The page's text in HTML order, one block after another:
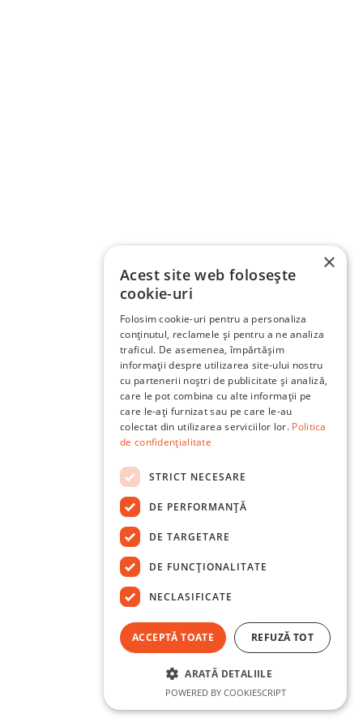
×
Acest site web folosește
cookie-uri
Folosim cookie-uri pentru a personaliza
conținutul, reclamele și pentru a ne analiza
traficul. De asemenea, împărtășim
informații despre utilizarea site-ului nostru
cu partenerii noștri de publicitate și analiză,
care le pot combina cu alte informații pe
care le-ați furnizat sau pe care le-au
colectat din utilizarea serviciilor lor. Politica
de confidențialitate
STRICT NECESARE
DE PERFORMANȚĂ
DE TARGETARE
DE FUNCŢIONALITATE
NECLASIFICATE
ACCEPTĂ TOATE REFUZĂ TOT
ARATĂ DETALIILE
POWERED BY COOKIESCRIPT